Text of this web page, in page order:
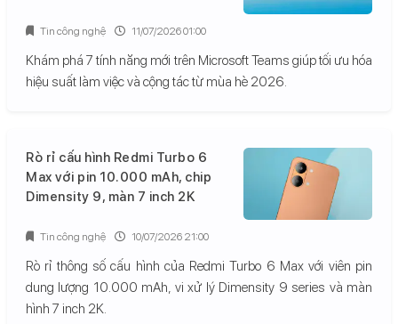
Khám phá 7 tính năng mới trên Microsoft Teams giúp tối ưu hóa
hiệu suất làm việc và cộng tác từ mùa hè 2026.
Tin công nghệ 11/07/2026 01:00
Rò rỉ cấu hình Redmi Turbo 6
Max với pin 10.000 mAh, chip
Dimensity 9, màn 7 inch 2K
Rò rỉ thông số cấu hình của Redmi Turbo 6 Max với viên pin
dung lượng 10.000 mAh, vi xử lý Dimensity 9 series và màn
hình 7 inch 2K.
Tin công nghệ 10/07/2026 21:00